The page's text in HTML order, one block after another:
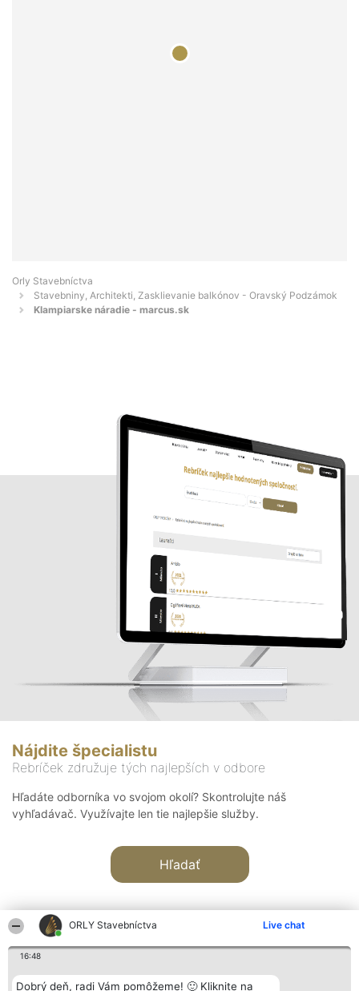
ORLY Stavebníctva Live chat
16:48
Dobrý deň, radi Vám pomôžeme! 🙂 Kliknite na
Orly Stavebníctva
Stavebniny, Architekti, Zasklievanie balkónov - Oravský Podzámok
Klampiarske náradie - marcus.sk
Nájdite špecialistu
Rebríček združuje tých najlepších v odbore
Hľadáte odborníka vo svojom okolí? Skontrolujte náš
vyhľadávač. Využívajte len tie najlepšie služby.
Hľadať
Organizátor hodnotenia Hodnotenie Kontakt